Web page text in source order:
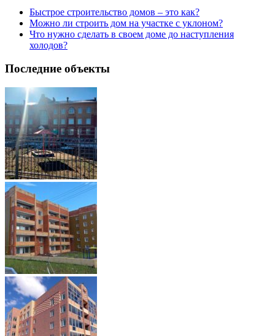
Быстрое строительство домов – это как?
Можно ли строить дом на участке с уклоном?
Что нужно сделать в своем доме до наступления
холодов?
Последние объекты